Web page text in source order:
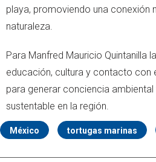
playa, promoviendo una conexión
naturaleza.
Para Manfred Mauricio Quintanilla
educación, cultura y contacto con
para generar conciencia
sustentable en la región.
México tortugas marinas